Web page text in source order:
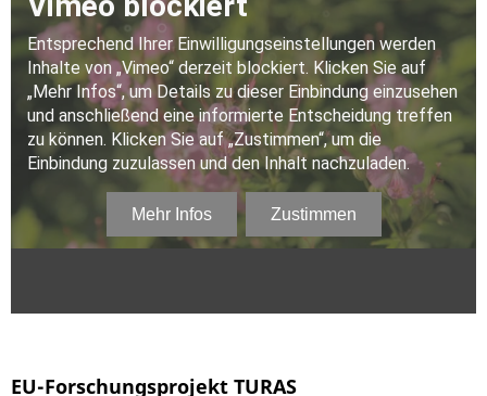
EU-Forschungsprojekt TURAS